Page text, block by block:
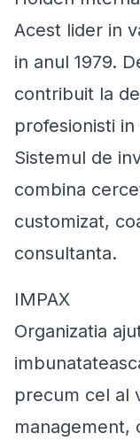
Acest lider in
in anul 1979.
contribuit la
profesionisti
Sistemul de
combina
customizat,
consultanta.
IMPAX
Organizatia
precum cel al
management,